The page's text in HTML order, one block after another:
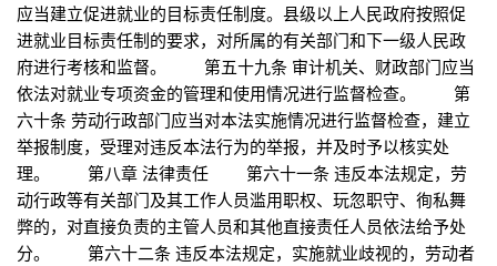
应当建立促进就业的目标责任制度。县级以上人民政府按照促
进就业目标责任制的要求，对所属的有关部门和下一级人民政
府进行考核和监督。 第五十九条 审计机关、财政部门应当
依法对就业专项资金的管理和使用情况进行监督检查。 第
六十条 劳动行政部门应当对本法实施情况进行监督检查，建立
举报制度，受理对违反本法行为的举报，并及时予以核实处
理。 第八章 法律责任 第六十一条 违反本法规定，劳
动行政等有关部门及其工作人员滥用职权、玩忽职守、徇私舞
弊的，对直接负责的主管人员和其他直接责任人员依法给予处
分。 第六十二条 违反本法规定，实施就业歧视的，劳动者